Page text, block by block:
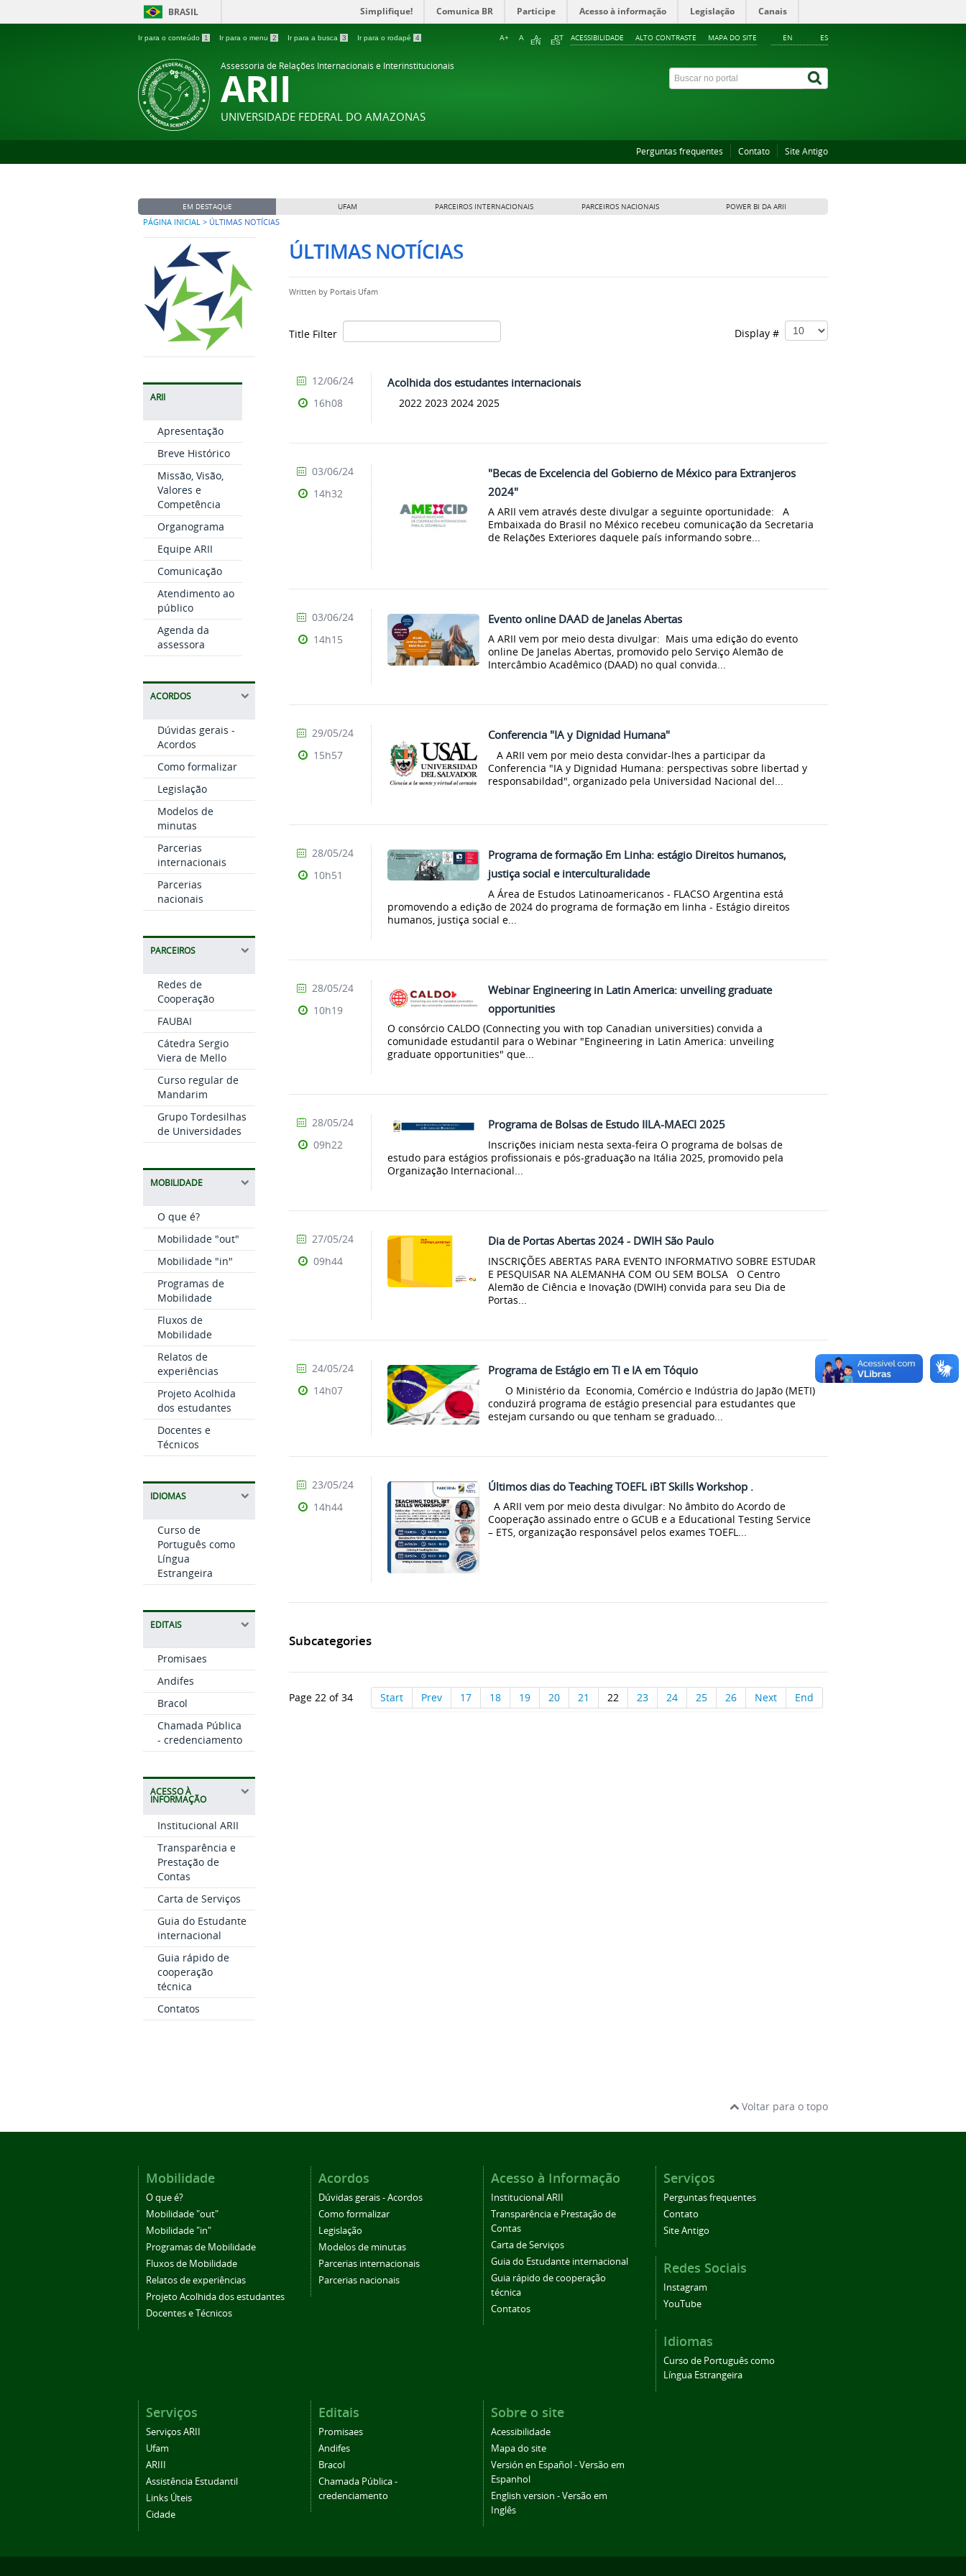
BRASIL Simplifique! Comunica BR Participe Acesso à informação Legislação Canais
Ir para o conteúdo 1 Ir para o menu 2 Ir para a busca 3 Ir para o rodapé 4 EN ES
ACESSIBILIDADE ALTO CONTRASTE MAPA DO SITE
A+ A A- PT
EN ES
Assessoria de Relações Internacionais e Interinstitucionais
ARII
UNIVERSIDADE FEDERAL DO AMAZONAS
Perguntas frequentes Contato Site Antigo
EM DESTAQUE UFAM PARCEIROS INTERNACIONAIS PARCEIROS NACIONAIS POWER BI DA ARII
PÁGINA INICIAL > ÚLTIMAS NOTÍCIAS
ARII
Apresentação
Breve Histórico
Missão, Visão,
Valores e
Competência
Organograma
Equipe ARII
Comunicação
Atendimento ao
público
Agenda da
assessora
ACORDOS
Dúvidas gerais -
Acordos
Como formalizar
Legislação
Modelos de
minutas
Parcerias
internacionais
Parcerias
nacionais
PARCEIROS
Redes de
Cooperação
FAUBAI
Cátedra Sergio
Viera de Mello
Curso regular de
Mandarim
Grupo Tordesilhas
de Universidades
MOBILIDADE
O que é?
Mobilidade "out"
Mobilidade "in"
Programas de
Mobilidade
Fluxos de
Mobilidade
Relatos de
experiências
Projeto Acolhida
dos estudantes
Docentes e
Técnicos
IDIOMAS
Curso de
Português como
Língua
Estrangeira
EDITAIS
Promisaes
Andifes
Bracol
Chamada Pública
- credenciamento
ACESSO À
INFORMAÇÃO
Institucional ARII
Transparência e
Prestação de
Contas
Carta de Serviços
Guia do Estudante
internacional
Guia rápido de
cooperação
técnica
Contatos
ÚLTIMAS NOTÍCIAS
Written by Portais Ufam
Title Filter Display #
Acolhida dos estudantes internacionais
2022 2023 2024 2025
12/06/24
16h08
"Becas de Excelencia del Gobierno de México para Extranjeros
2024"
A ARII vem através deste divulgar a seguinte oportunidade: A
Embaixada do Brasil no México recebeu comunicação da Secretaria
de Relações Exteriores daquele país informando sobre...
03/06/24
14h32
Evento online DAAD de Janelas Abertas
A ARII vem por meio desta divulgar: Mais uma edição do evento
online De Janelas Abertas, promovido pelo Serviço Alemão de
Intercâmbio Acadêmico (DAAD) no qual convida...
03/06/24
14h15
Conferencia "IA y Dignidad Humana"
A ARII vem por meio desta convidar-lhes a participar da
Conferencia "IA y Dignidad Humana: perspectivas sobre libertad y
responsabildad", organizado pela Universidad Nacional del...
29/05/24
15h57
Programa de formação Em Linha: estágio Direitos humanos,
justiça social e interculturalidade
A Área de Estudos Latinoamericanos - FLACSO Argentina está
promovendo a edição de 2024 do programa de formação em linha - Estágio direitos
humanos, justiça social e...
28/05/24
10h51
Webinar Engineering in Latin America: unveiling graduate
opportunities
O consórcio CALDO (Connecting you with top Canadian universities) convida a
comunidade estudantil para o Webinar "Engineering in Latin America: unveiling
graduate opportunities" que...
28/05/24
10h19
Programa de Bolsas de Estudo IILA-MAECI 2025
Inscrições iniciam nesta sexta-feira O programa de bolsas de
estudo para estágios profissionais e pós-graduação na Itália 2025, promovido pela
Organização Internacional...
28/05/24
09h22
Dia de Portas Abertas 2024 - DWIH São Paulo
INSCRIÇÕES ABERTAS PARA EVENTO INFORMATIVO SOBRE ESTUDAR
E PESQUISAR NA ALEMANHA COM OU SEM BOLSA O Centro
Alemão de Ciência e Inovação (DWIH) convida para seu Dia de
Portas...
27/05/24
09h44
Programa de Estágio em TI e IA em Tóquio
O Ministério da Economia, Comércio e Indústria do Japão (METI)
conduzirá programa de estágio presencial para estudantes que
estejam cursando ou que tenham se graduado...
24/05/24
14h07
Últimos dias do Teaching TOEFL iBT Skills Workshop .
A ARII vem por meio desta divulgar: No âmbito do Acordo de
Cooperação assinado entre o GCUB e a Educational Testing Service
– ETS, organização responsável pelos exames TOEFL...
23/05/24
14h44
Subcategories
Page 22 of 34 Start Prev 17 18 19 20 21 22 23 24 25 26 Next End
Voltar para o topo
Mobilidade
O que é?
Mobilidade "out"
Mobilidade "in"
Programas de Mobilidade
Fluxos de Mobilidade
Relatos de experiências
Projeto Acolhida dos estudantes
Docentes e Técnicos
Acordos
Dúvidas gerais - Acordos
Como formalizar
Legislação
Modelos de minutas
Parcerias internacionais
Parcerias nacionais
Acesso à Informação
Institucional ARII
Transparência e Prestação de
Contas
Carta de Serviços
Guia do Estudante internacional
Guia rápido de cooperação
técnica
Contatos
Serviços
Perguntas frequentes
Contato
Site Antigo
Redes Sociais
Instagram
YouTube
Idiomas
Curso de Português como
Língua Estrangeira
Serviços
Serviços ARII
Ufam
ARIII
Assistência Estudantil
Links Úteis
Cidade
Editais
Promisaes
Andifes
Bracol
Chamada Pública -
credenciamento
Sobre o site
Acessibilidade
Mapa do site
Versión en Español - Versão em
Espanhol
English version - Versão em
Inglês